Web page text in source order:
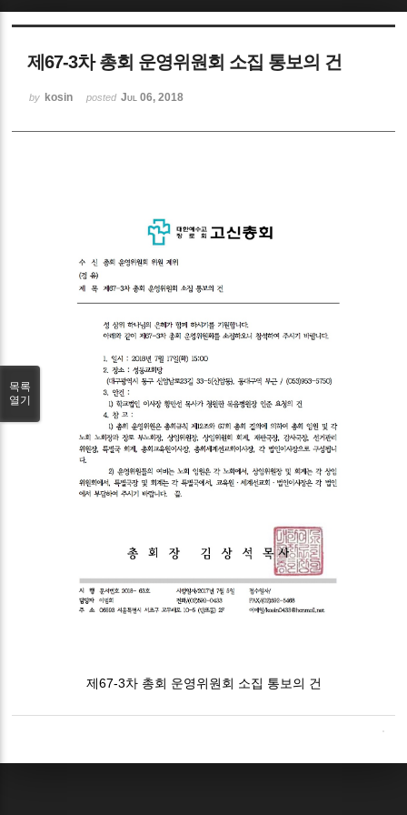
제67-3차 총회 운영위원회 소집 통보의 건
by kosin posted Jul 06, 2018
제67-3차 총회 운영위원회 소집 통보의 건
목록
열기
Sketchbook5, 스케치북5
Sketchbook5, 스케치북5